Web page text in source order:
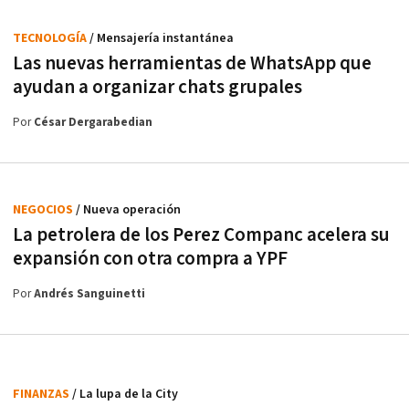
Las nuevas herramientas de WhatsApp que
ayudan a organizar chats grupales
TECNOLOGÍA/ Mensajería instantánea
PorCésar Dergarabedian
La petrolera de los Perez Companc acelera su
expansión con otra compra a YPF
NEGOCIOS / Nueva operación
PorAndrés Sanguinetti
FINANZAS / La lupa de la City